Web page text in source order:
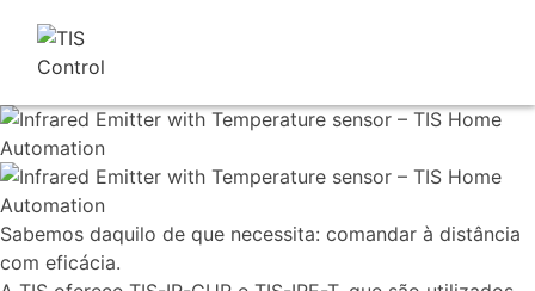
Sabemos daquilo de que necessita: comandar à distância
com eficácia.